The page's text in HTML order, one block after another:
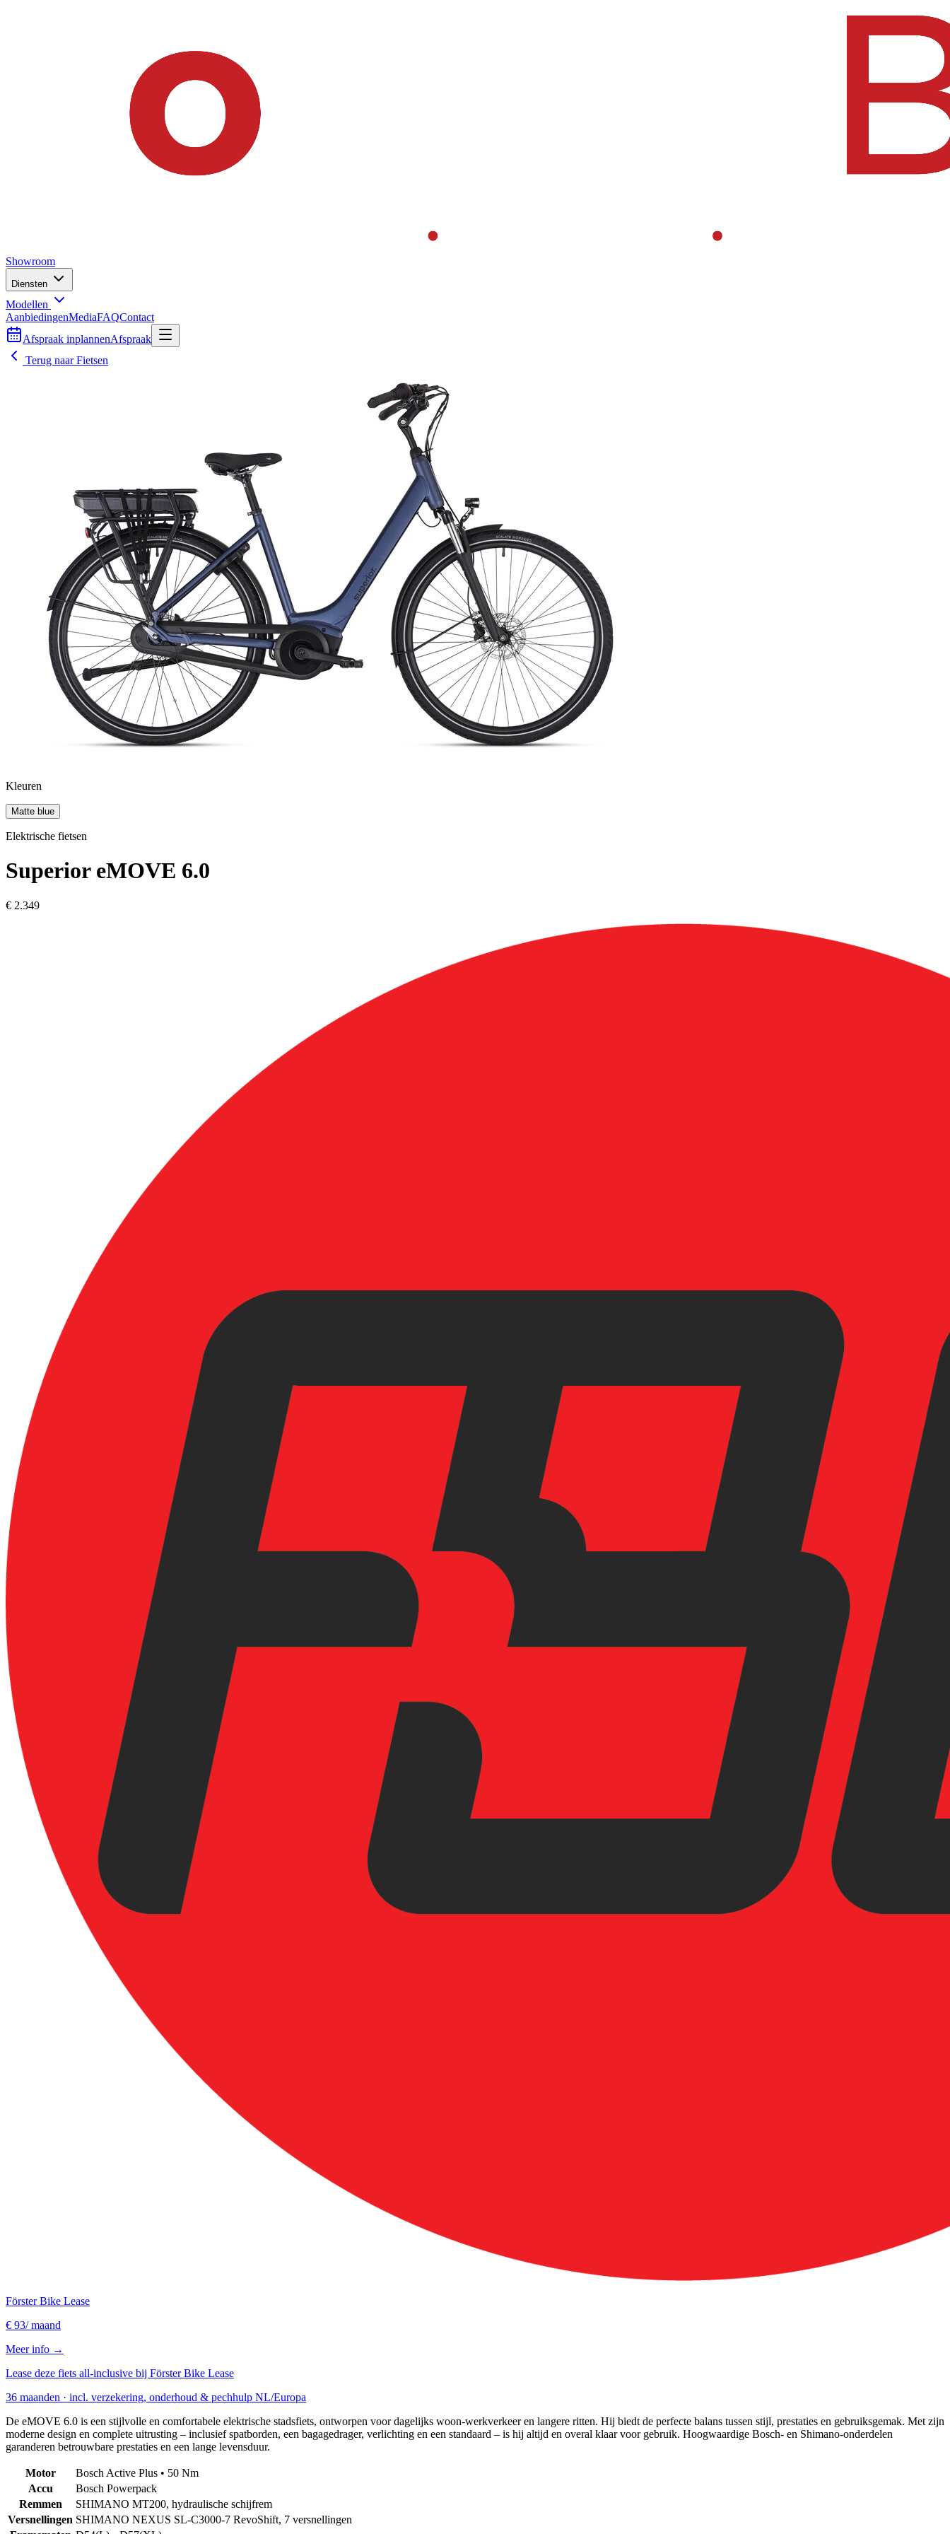
Showroom
Diensten
Modellen
AanbiedingenMediaFAQContact
Afspraak inplannenAfspraak
Terug naarFietsen
Kleuren
Matte blue
Elektrische fietsen
Superior eMOVE 6.0
€ 2.349
Förster Bike Lease
€ 93/ maand
Meer info →
Lease deze fiets all-inclusive bij Förster Bike Lease
36 maanden · incl. verzekering, onderhoud & pechhulp NL/Europa
De eMOVE 6.0 is een stijlvolle en comfortabele elektrische stadsfiets, ontworpen voor dagelijks woon-werkverkeer en langere ritten. Hij biedt de perfecte balans tussen stijl, prestaties en gebruiksgemak. Met zijn
moderne design en complete uitrusting – inclusief spatborden, een bagagedrager, verlichting en een standaard – is hij altijd en overal klaar voor gebruik. Hoogwaardige Bosch- en Shimano-onderdelen
garanderen betrouwbare prestaties en een lange levensduur.
Motor
Bosch Active Plus • 50 Nm
Accu
Bosch Powerpack
Remmen
SHIMANO MT200, hydraulische schijfrem
Versnellingen SHIMANO NEXUS SL-C3000-7 RevoShift, 7 versnellingen